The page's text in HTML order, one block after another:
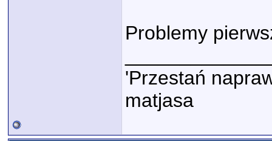
Problemy
'Przestań
matjasa